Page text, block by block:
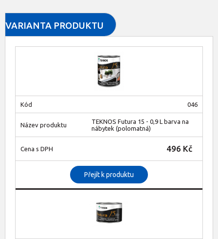
VARIANTA PRODUKTU
046
TEKNOS Futura 15 - 0,9 L barva na
nábytek (polomatná)
496 Kč
Přejít k produktu